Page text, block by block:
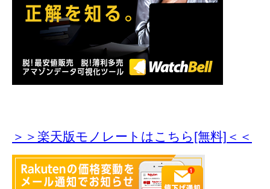
＞＞楽天版モノレートはこちら[無料]＜＜